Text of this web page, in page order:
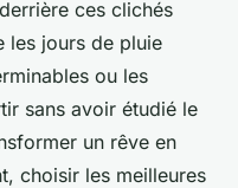
voyage
de lecture
ces clichés
les jours de pluie
ou les
sans avoir étudié le
un rêve en
choisir les meilleures